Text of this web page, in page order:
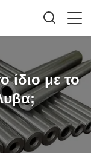
ίδιο με το